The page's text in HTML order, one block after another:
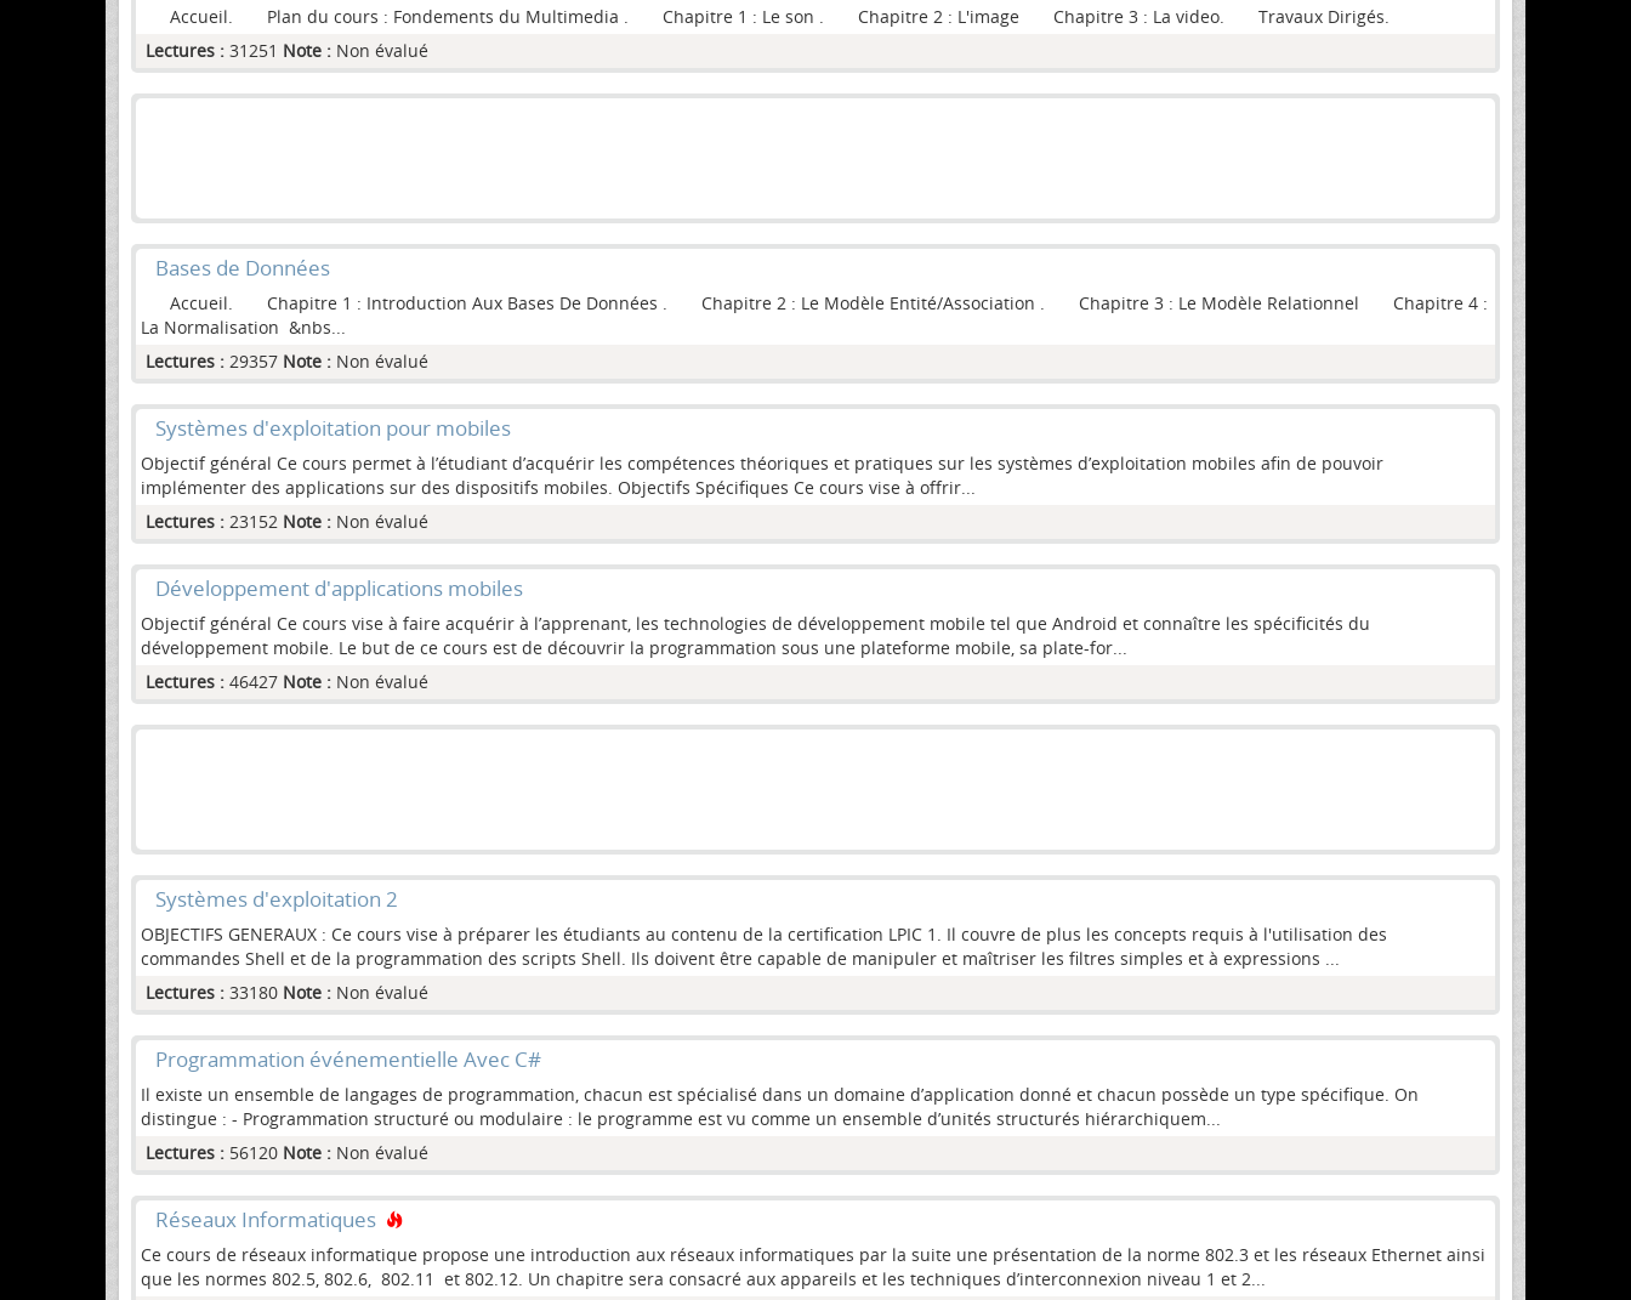
Accueil. Plan du cours : Fondements du Multimedia . Chapitre 1 : Le son . Chapitre 2 : L'image Chapitre 3 : La video. Travaux Dirigés.
Lectures : 31251 Note : Non évalué
Bases de Données
Accueil. Chapitre 1 : Introduction Aux Bases De Données . Chapitre 2 : Le Modèle Entité/Association . Chapitre 3 : Le Modèle Relationnel Chapitre 4 :
La Normalisation &nbs...
Lectures : 29357 Note : Non évalué
Systèmes d'exploitation pour mobiles
Objectif général Ce cours permet à l’étudiant d’acquérir les compétences théoriques et pratiques sur les systèmes d’exploitation mobiles afin de pouvoir
implémenter des applications sur des dispositifs mobiles. Objectifs Spécifiques Ce cours vise à offrir...
Lectures : 23152 Note : Non évalué
Développement d'applications mobiles
Objectif général Ce cours vise à faire acquérir à l’apprenant, les technologies de développement mobile tel que Android et connaître les spécificités du
développement mobile. Le but de ce cours est de découvrir la programmation sous une plateforme mobile, sa plate-for...
Lectures : 46427 Note : Non évalué
Systèmes d'exploitation 2
OBJECTIFS GENERAUX : Ce cours vise à préparer les étudiants au contenu de la certification LPIC 1. Il couvre de plus les concepts requis à l'utilisation des
commandes Shell et de la programmation des scripts Shell. Ils doivent être capable de manipuler et maîtriser les filtres simples et à expressions ...
Lectures : 33180 Note : Non évalué
Programmation événementielle Avec C#
Il existe un ensemble de langages de programmation, chacun est spécialisé dans un domaine d’application donné et chacun possède un type spécifique. On
distingue : - Programmation structuré ou modulaire : le programme est vu comme un ensemble d’unités structurés hiérarchiquem...
Lectures : 56120 Note : Non évalué
Réseaux Informatiques
Ce cours de réseaux informatique propose une introduction aux réseaux informatiques par la suite une présentation de la norme 802.3 et les réseaux Ethernet ainsi
que les normes 802.5, 802.6, 802.11 et 802.12. Un chapitre sera consacré aux appareils et les techniques d’interconnexion niveau 1 et 2...